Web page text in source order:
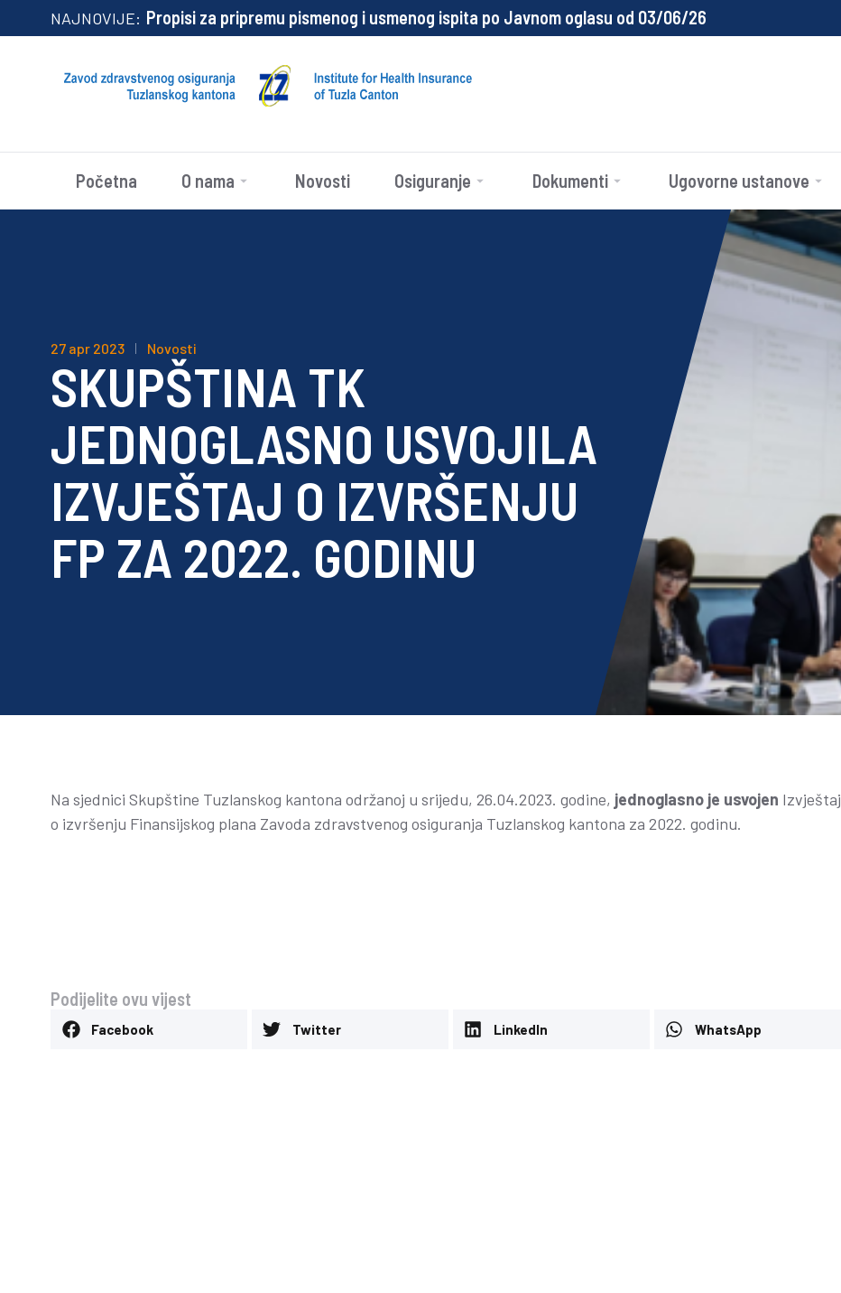
NAJNOVIJE: Propisi za pripremu pismenog i usmenog ispita po Javnom oglasu od 03/06/26
Početna O nama Novosti Osiguranje Dokumenti Ugovorne ustanove
27 apr 2023 Novosti
SKUPŠTINA TK
JEDNOGLASNO USVOJILA
IZVJEŠTAJ O IZVRŠENJU
FP ZA 2022. GODINU
Na sjednici Skupštine Tuzlanskog kantona održanoj u srijedu, 26.04.2023. godine, jednoglasno je usvojen Izvještaj
o izvršenju Finansijskog plana Zavoda zdravstvenog osiguranja Tuzlanskog kantona za 2022. godinu.
Podijelite ovu vijest
Facebook Twitter LinkedIn WhatsApp